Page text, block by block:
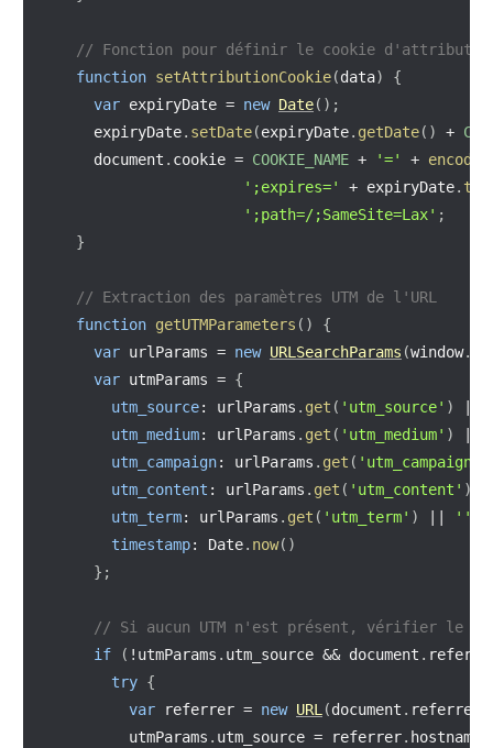
// Fonction pour définir le cookie
function setAttributionCookie(data)
{
var expiryDate = new Date( ) ;
    expiryDate
. setDate(expiryDate. getDate( ) +
    document
. cookie = COOKIE_NAME + '=' +
';expires='
+ expiryDate.
';path=/;SameSite=Lax' ;
}
// Extraction des paramètres UTM de l'URL
function getUTMParameters ( )
{
var urlParams = new URLSearchParams (window.
var utmParams = {
utm_source: urlParams . get ( 'utm_source' )
utm_medium: urlParams . get ( 'utm_medium' )
utm_campaign: urlParams . get ( 'utm_campaign'
utm_content : urlParams . get ( 'utm_content' )
utm_term: urlParams . get ( 'utm_term' ) ''
timestamp: Date. now( )
} ;
// Si aucun UTM n'est présent, vérifier le
if
( ! utmParams . utm_source && document .
try {
var referrer = new URL(document . referrer
        utmParams
. utm_source = referrer. hostname